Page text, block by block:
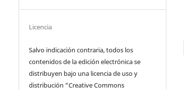
Licencia
Salvo indicación contraria, todos los
contenidos de la edición electrónica se
distribuyen bajo una licencia de uso y
distribución “Creative Commons